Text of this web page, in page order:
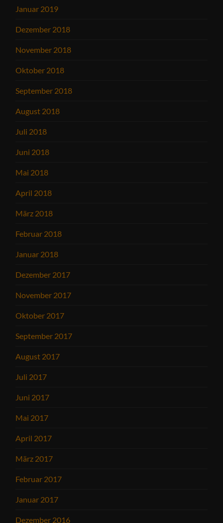
Januar 2019
Dezember 2018
November 2018
Oktober 2018
September 2018
August 2018
Juli 2018
Juni 2018
Mai 2018
April 2018
März 2018
Februar 2018
Januar 2018
Dezember 2017
November 2017
Oktober 2017
September 2017
August 2017
Juli 2017
Juni 2017
Mai 2017
April 2017
März 2017
Februar 2017
Januar 2017
Dezember 2016